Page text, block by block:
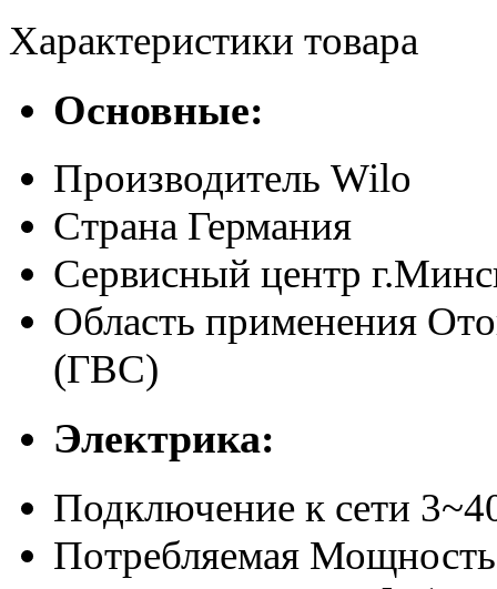
Характеристики товара
Основные:
Производитель Wilo
Страна Германия
Сервисный центр
Область применения
(ГВС)
Электрика:
Подключение к сети
Потребляемая